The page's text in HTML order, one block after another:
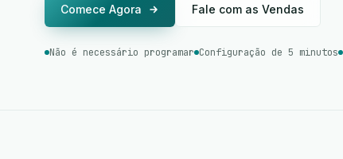
Comece Agora Fale com as Vendas
Não é necessário programar Configuração de 5 minutos